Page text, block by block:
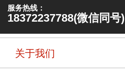
服务热线：
18372237788(微信同号)
关于我们